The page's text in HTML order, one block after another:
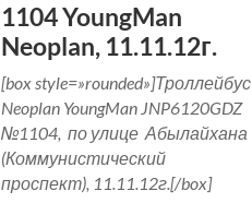
1104 YoungMan
Neoplan, 11.11.12г.
[box style=»rounded»]Троллейбус
Neoplan YoungMan JNP6120GDZ
№1104, по улице Абылайхана
(Коммунистический
проспект), 11.11.12г.[/box]